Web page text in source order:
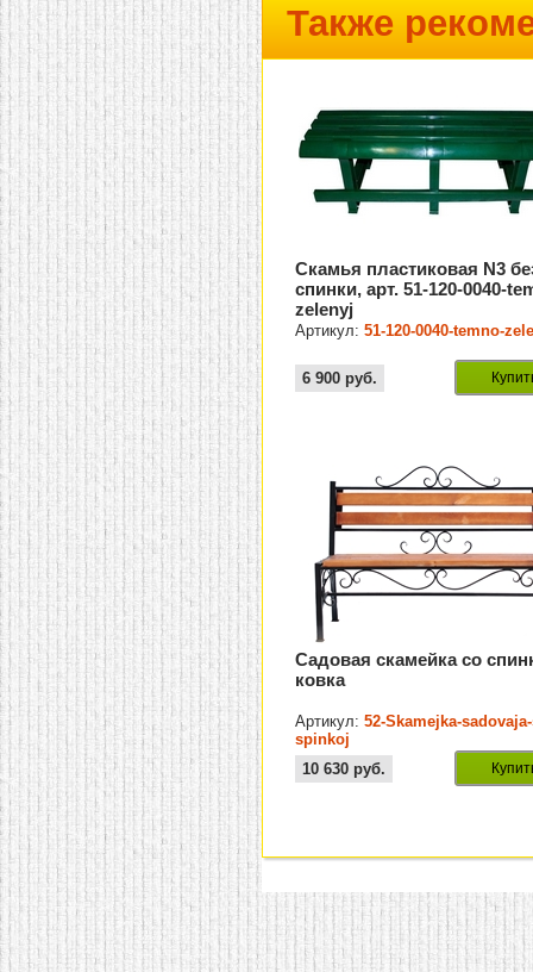
Также
Скамья пластиковая N3
спинки, арт. 51-120-0040-
zelenyj
Артикул:51-120-0040-temno-
6 900 руб.
Садовая скамейка со
ковка
Артикул:52-Skamejka-
spinkoj
10 630 руб.